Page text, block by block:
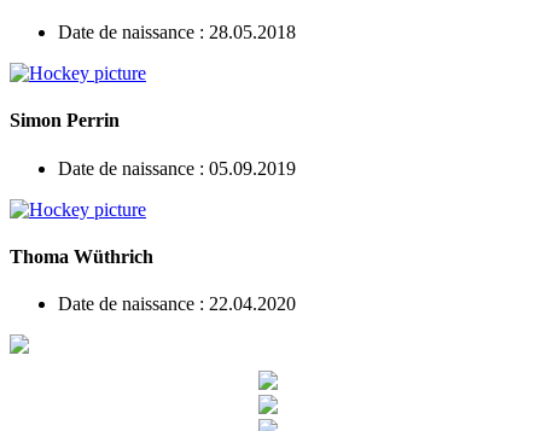
Date de naissance : 28.05.2018
Simon Perrin
Date de naissance : 05.09.2019
Thoma Wüthrich
Date de naissance : 22.04.2020